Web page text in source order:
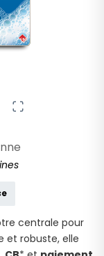
centrale pour
et robuste, elle